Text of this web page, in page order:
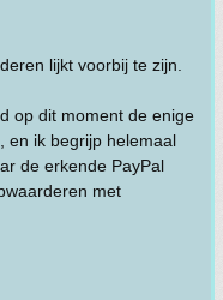
lijkt voorbij te zijn.
op dit moment de enige
en ik begrijp helemaal
de erkende PayPal
met